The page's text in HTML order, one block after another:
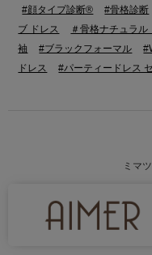
#顔タイプ診断® #骨格診断
ブ ドレス
＃骨格ナチュラル
袖
#ブラックフォーマル
ドレス
#パーティードレス
ミマ